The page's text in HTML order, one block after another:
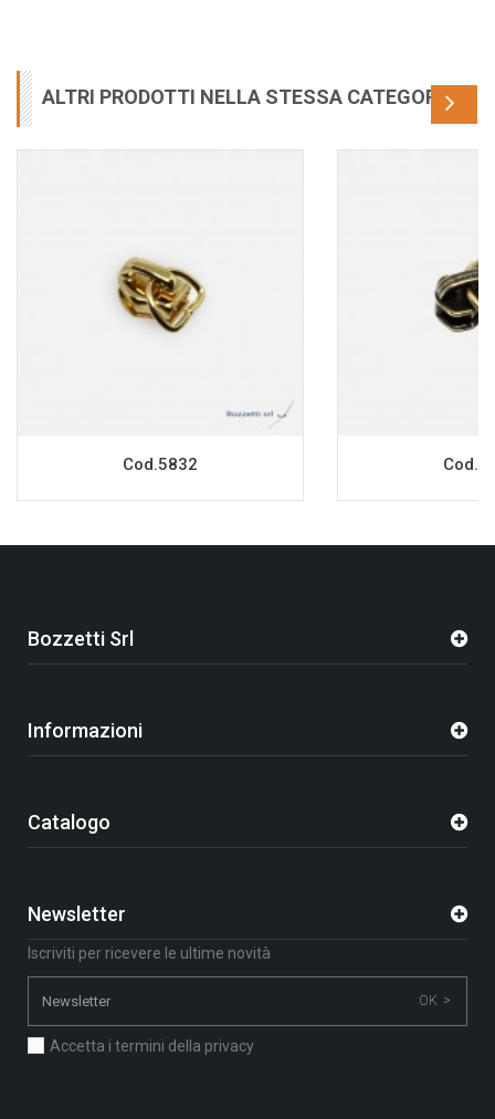
ALTRI PRODOTTI NELLA STESSA CATEGORIA
Cod.5832
Bozzetti Srl
Informazioni
Catalogo
Newsletter
Iscriviti per ricevere le ultime novità
OK >
Accetta i termini della privacy